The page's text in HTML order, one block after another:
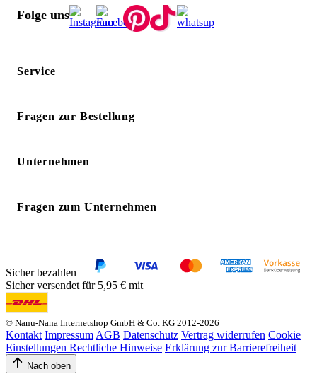
Folge uns
Service
Fragen zur Bestellung
Unternehmen
Fragen zum Unternehmen
Sicher bezahlen
Sicher versendet für 5,95 € mit
© Nanu-Nana Internetshop GmbH & Co. KG 2012-2026
Kontakt Impressum AGB Datenschutz Vertrag widerrufen Cookie
Einstellungen Rechtliche Hinweise Erklärung zur Barrierefreiheit
Nach oben